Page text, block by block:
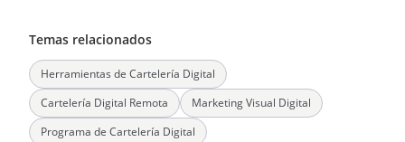
Temas relacionados
Herramientas de Cartelería Digital
Cartelería Digital Remota
Marketing Visual Digital
Programa de Cartelería Digital